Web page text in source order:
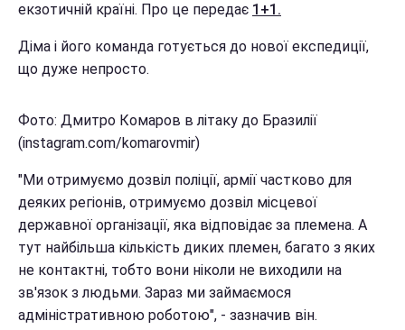
екзотичній країні. Про це передає 1+1.
Діма і його команда готується до нової експедиції,
що дуже непросто.
Фото: Дмитро Комаров в літаку до Бразилії
(instagram.com/komarovmir)
"Ми отримуємо дозвіл поліції, армії частково для
деяких регіонів, отримуємо дозвіл місцевої
державної організації, яка відповідає за племена. А
тут найбільша кількість диких племен, багато з яких
не контактні, тобто вони ніколи не виходили на
зв'язок з людьми. Зараз ми займаємося
адміністративною роботою", - зазначив він.